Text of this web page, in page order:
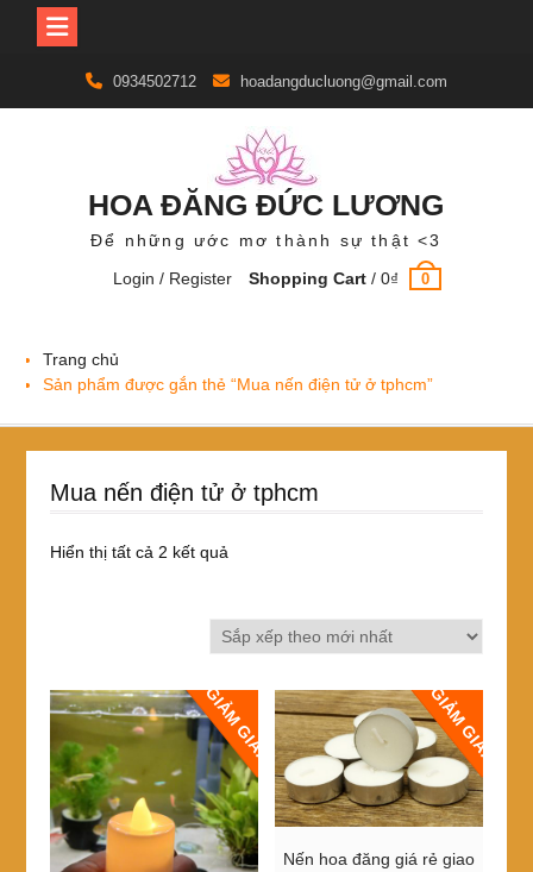
content
0934502712 hoadangducluong@gmail.com
HOA ĐĂNG ĐỨC LƯƠNG
Để những ước mơ thành sự thật <3
Login / Register
Shopping Cart /0₫ 0
Trang chủ
Sản phẩm được gắn thẻ “Mua nến điện tử ở tphcm”
Mua nến điện tử ở tphcm
Hiển thị tất cả 2 kết quảĐã
theo
mới
GIẢM GIÁ! GIẢM GIÁ!
Nến hoa đăng giá rẻ giao